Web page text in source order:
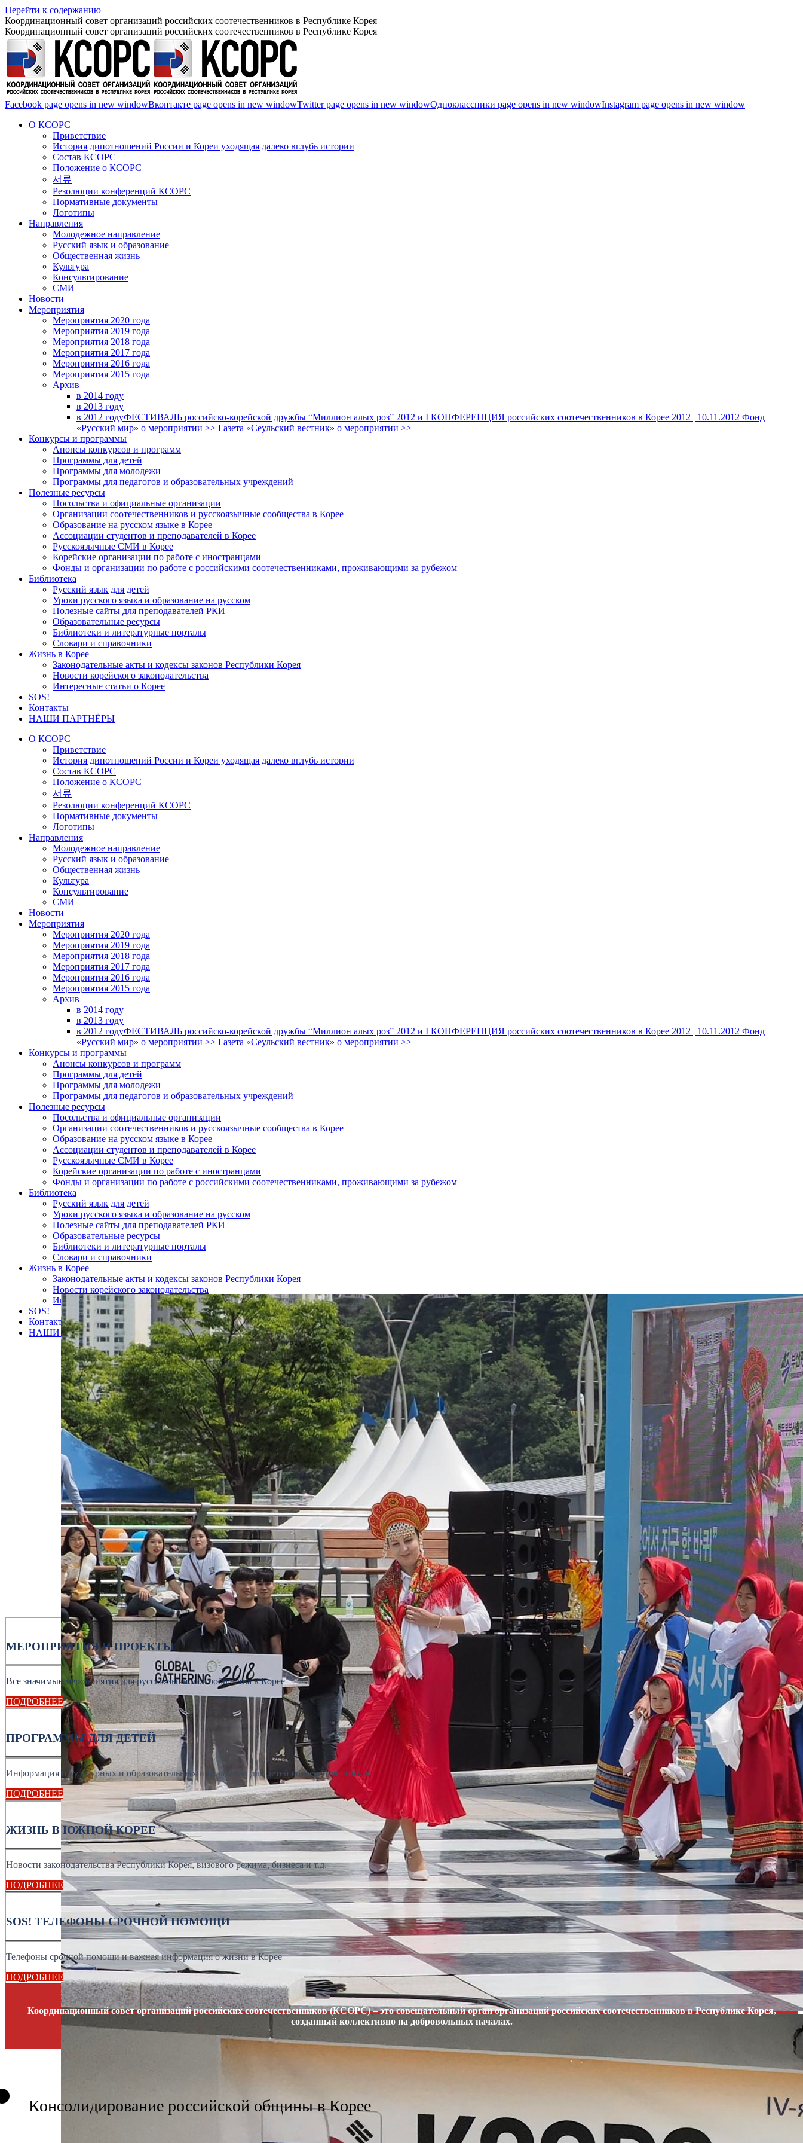
Перейти к содержанию
Координационный совет организаций российских соотечественников в Республике Корея
Координационный совет организаций российских соотечественников в Республике Корея
Facebook page opens in new windowВконтакте page opens in new windowTwitter page opens in new windowОдноклассники page opens in new windowInstagram page opens in new window
О КСОРС
Приветствие
История дипотношений России и Кореи уходящая далеко вглубь истории
Состав КСОРС
Положение о КСОРС
서류
Резолюции конференций КСОРС
Нормативные документы
Логотипы
Направления
Молодежное направление
Русский язык и образование
Общественная жизнь
Культура
Консультирование
СМИ
Новости
Мероприятия
Мероприятия 2020 года
Мероприятия 2019 года
Мероприятия 2018 годa
Мероприятия 2017 года
Мероприятия 2016 года
Мероприятия 2015 года
Архив
в 2014 году
в 2013 году
в 2012 годуФЕСТИВАЛЬ российско-корейской дружбы “Миллион алых роз” 2012 и I КОНФЕРЕНЦИЯ российских соотечественников в Корее 2012 | 10.11.2012 Фонд
«Русский мир» о мероприятии >> Газета «Сеульский вестник» о мероприятии >>
Конкурсы и программы
Анонсы конкурсов и программ
Программы для детей
Программы для молодежи
Программы для педагогов и образовательных учреждений
Полезные ресурсы
Посольства и официальные организации
Организации соотечественников и русскоязычные сообщества в Корее
Образование на русском языке в Корее
Ассоциации студентов и преподавателей в Корее
Русскоязычные СМИ в Корее
Корейские организации по работе с иностранцами
Фонды и организации по работе с российскими соотечественниками, проживающими за рубежом
Библиотека
Русский язык для детей
Уроки русского языка и образование на русском
Полезные сайты для преподавателей РКИ
Образовательные ресурсы
Библиотеки и литературные порталы
Словари и справочники
Жизнь в Корее
Законодательные акты и кодексы законов Республики Корея
Новости корейского законодательства
Интересные статьи о Корее
SOS!
Контакты
НАШИ ПАРТНЁРЫ
О КСОРС
Приветствие
История дипотношений России и Кореи уходящая далеко вглубь истории
Состав КСОРС
Положение о КСОРС
서류
Резолюции конференций КСОРС
Нормативные документы
Логотипы
Направления
Молодежное направление
Русский язык и образование
Общественная жизнь
Культура
Консультирование
СМИ
Новости
Мероприятия
Мероприятия 2020 года
Мероприятия 2019 года
Мероприятия 2018 годa
Мероприятия 2017 года
Мероприятия 2016 года
Мероприятия 2015 года
Архив
в 2014 году
в 2013 году
в 2012 годуФЕСТИВАЛЬ российско-корейской дружбы “Миллион алых роз” 2012 и I КОНФЕРЕНЦИЯ российских соотечественников в Корее 2012 | 10.11.2012 Фонд
«Русский мир» о мероприятии >> Газета «Сеульский вестник» о мероприятии >>
Конкурсы и программы
Анонсы конкурсов и программ
Программы для детей
Программы для молодежи
Программы для педагогов и образовательных учреждений
Полезные ресурсы
Посольства и официальные организации
Организации соотечественников и русскоязычные сообщества в Корее
Образование на русском языке в Корее
Ассоциации студентов и преподавателей в Корее
Русскоязычные СМИ в Корее
Корейские организации по работе с иностранцами
Фонды и организации по работе с российскими соотечественниками, проживающими за рубежом
Библиотека
Русский язык для детей
Уроки русского языка и образование на русском
Полезные сайты для преподавателей РКИ
Образовательные ресурсы
Библиотеки и литературные порталы
Словари и справочники
Жизнь в Корее
Законодательные акты и кодексы законов Республики Корея
Новости корейского законодательства
Интересные статьи о Корее
SOS!
Контакты
НАШИ ПАРТНЁРЫ
МЕРОПРИЯТИЯ И ПРОЕКТЫ
Все значимые мероприятия для русскоязычного сообщества в Корее
ПОДРОБНЕЕ
ПРОГРАММЫ ДЛЯ ДЕТЕЙ
Информация о культурных и образовательных программах для детей соотечественников
ПОДРОБНЕЕ
ЖИЗНЬ В ЮЖНОЙ КОРЕЕ
Новости законодательства Республики Корея, визового режима, бизнеса и т.д.
ПОДРОБНЕЕ
SOS! ТЕЛЕФОНЫ СРОЧНОЙ ПОМОЩИ
Телефоны срочной помощи и важная информация о жизни в Корее
ПОДРОБНЕЕ
Координационный совет организаций российских соотечественников (КСОРС) – это совещательный орган организаций российских соотечественников в Республике Корея,
созданный коллективно на добровольных началах.
Консолидирование российской общины в Корее